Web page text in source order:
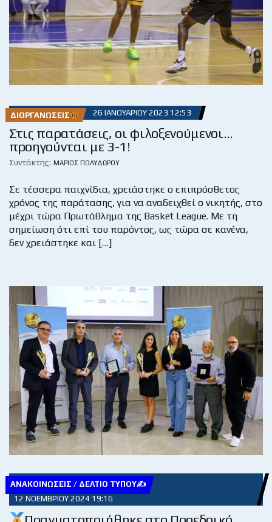
ΔΙΟΡΓΑΝΏΣΕΙΣ 26 ΙΑΝΟΥΑΡΊΟΥ 2023 12:53
Στις παρατάσεις, οι φιλοξενούμενοι…
προηγούνται με 3-1!
Συντάκτης: ΜΆΡΙΟΣ ΠΟΛΥΔΏΡΟΥ
Σε τέσσερα παιχνίδια, χρειάστηκε ο επιπρόσθετος
χρόνος της παράτασης, για να αναδειχθεί ο νικητής, στο
μέχρι τώρα Πρωτάθλημα της Basket League. Με τη
σημείωση ότι επί του παρόντος, ως τώρα σε κανένα,
δεν χρειάστηκε και […]
ΑΝΑΚΟΙΝΏΣΕΙΣ / ΔΕΛΤΊΟ ΤΎΠΟΥ✍
12 ΝΟΕΜΒΡΊΟΥ 2024 19:16